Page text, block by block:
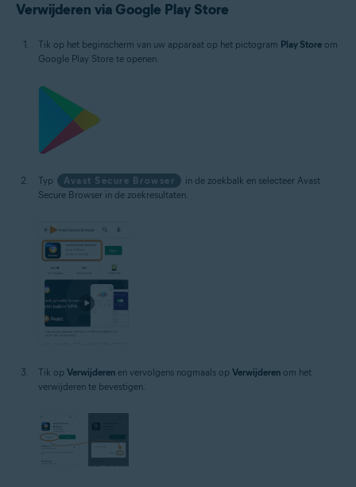
Verwijderen via Google Play Store
Tik op het beginscherm van uw apparaat op het pictogram Play Store om
Google Play Store te openen.
Typ Avast Secure Browser
in de zoekbalk en selecteer Avast
Secure Browser in de zoekresultaten.
Tik op Verwijderen en vervolgens nogmaals op Verwijderen om het
verwijderen te bevestigen.